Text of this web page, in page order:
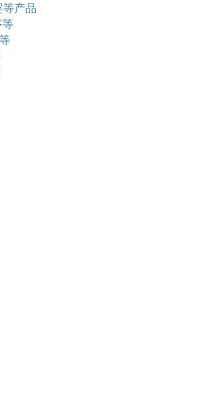
产品